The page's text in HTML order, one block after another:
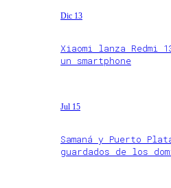
Dic 13
Xiaomi lanza Redmi
un smartphone
Jul 15
Samaná y Puerto
guardados de los